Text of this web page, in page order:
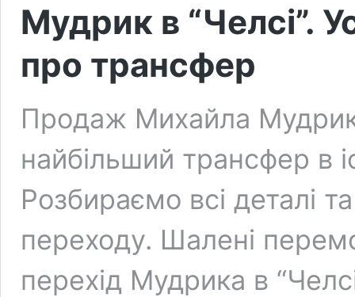
Мудрик в “Челсі”.
про трансфер
Продаж Михайла
найбільший трансфер в
Розбираємо всі деталі
переходу. Шалені
перехід Мудрика в